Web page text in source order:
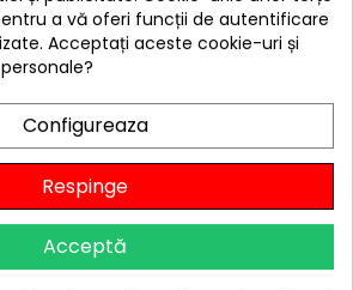
Camping 8,1 Kg 37,5x30cm fara
include regulator Orgaz si...
Niciun review
În stoc
Adaugă în Coș
a vă oferi funcții de autentificare
Acceptați aceste cookie-uri și
Configureaza
Respinge
Acceptă